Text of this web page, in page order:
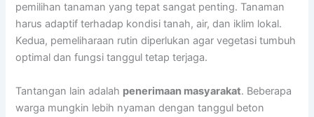
pemilihan tanaman yang tepat sangat penting. Tanaman
harus adaptif terhadap kondisi tanah, air, dan iklim lokal.
Kedua, pemeliharaan rutin diperlukan agar vegetasi tumbuh
optimal dan fungsi tanggul tetap terjaga.
Tantangan lain adalah penerimaan masyarakat. Beberapa
warga mungkin lebih nyaman dengan tanggul beton